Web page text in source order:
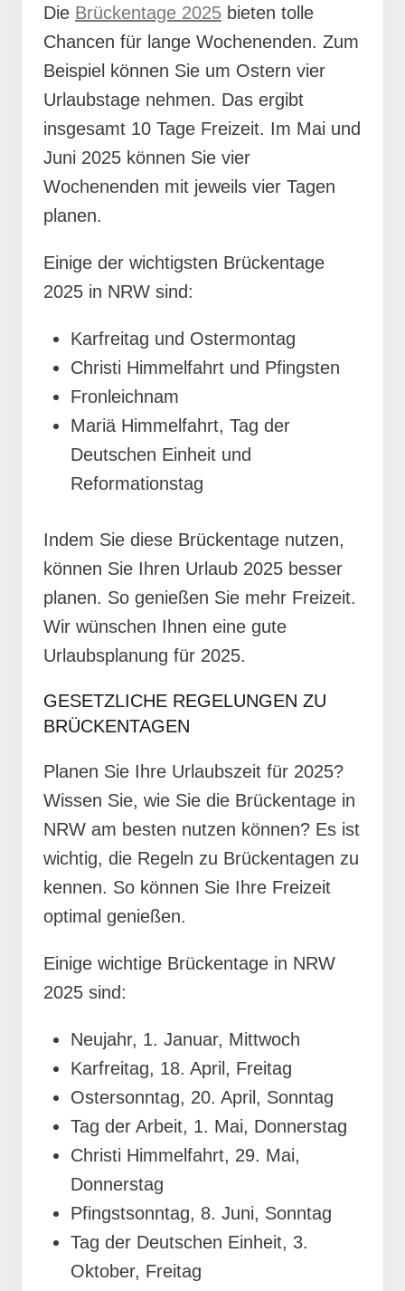
Die Brückentage 2025 bieten tolle
Chancen für lange Wochenenden. Zum
Beispiel können Sie um Ostern vier
Urlaubstage nehmen. Das ergibt
insgesamt 10 Tage Freizeit. Im Mai und
Juni 2025 können Sie vier
Wochenenden mit jeweils vier Tagen
planen.
Einige der wichtigsten Brückentage
2025 in NRW sind:
Karfreitag und Ostermontag
Christi Himmelfahrt und Pfingsten
Fronleichnam
Mariä Himmelfahrt, Tag der
Deutschen Einheit und
Reformationstag
Indem Sie diese Brückentage nutzen,
können Sie Ihren Urlaub 2025 besser
planen. So genießen Sie mehr Freizeit.
Wir wünschen Ihnen eine gute
Urlaubsplanung für 2025.
GESETZLICHE REGELUNGEN ZU
BRÜCKENTAGEN
Planen Sie Ihre Urlaubszeit für 2025?
Wissen Sie, wie Sie die Brückentage in
NRW am besten nutzen können? Es ist
wichtig, die Regeln zu Brückentagen zu
kennen. So können Sie Ihre Freizeit
optimal genießen.
Einige wichtige Brückentage in NRW
2025 sind:
Neujahr, 1. Januar, Mittwoch
Karfreitag, 18. April, Freitag
Ostersonntag, 20. April, Sonntag
Tag der Arbeit, 1. Mai, Donnerstag
Christi Himmelfahrt, 29. Mai,
Donnerstag
Pfingstsonntag, 8. Juni, Sonntag
Tag der Deutschen Einheit, 3.
Oktober, Freitag